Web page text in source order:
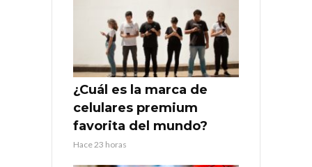
¿Cuál es la marca de
celulares premium
favorita del mundo?
Hace 23 horas